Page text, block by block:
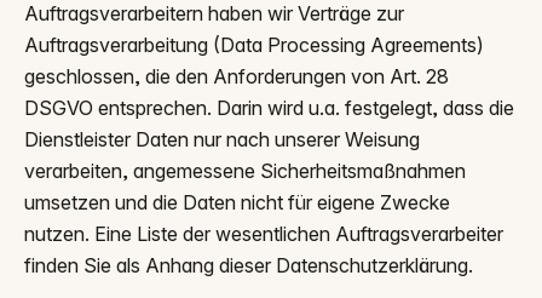
Auftragsverarbeitern haben wir Verträge zur
Auftragsverarbeitung (Data Processing Agreements)
geschlossen, die den Anforderungen von Art. 28
DSGVO entsprechen. Darin wird u.a. festgelegt, dass die
Dienstleister Daten nur nach unserer Weisung
verarbeiten, angemessene Sicherheitsmaßnahmen
umsetzen und die Daten nicht für eigene Zwecke
nutzen. Eine Liste der wesentlichen Auftragsverarbeiter
finden Sie als Anhang dieser Datenschutzerklärung.